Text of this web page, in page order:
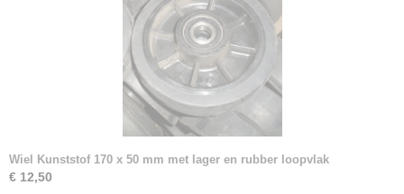
Wiel Kunststof 170 x 50 mm met lager en rubber loopvlak
€ 12,50